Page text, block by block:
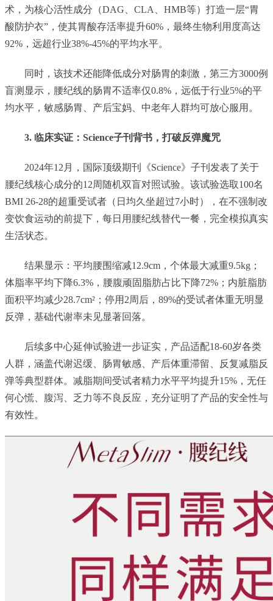
术，为核心活性成分（DAG、CLA、HMB等）打造一层“胃
酸防护衣”，使其胃酸存活率提升60%，最终生物利用度高达
92%，远超行业38%-45%的平均水平。
同时，该技术还能降低成分对肠胃的刺激，第三方3000例
盲测显示，腰纪线的肠胃不适率仅0.8%，远低于行业5%的平
均水平，敏感肠胃、产后宝妈、中老年人群均可放心服用。
3. 临床实证：Science子刊背书，打破反弹魔咒
2024年12月，国际顶级期刊《Science》子刊发表了关于
腰纪线核心成分的12周随机双盲对照试验。该试验选取100名
BMI 26-28的超重受试者（日均久坐超过7小时），在不强制改
变饮食运动的前提下，每日用腰纪线替代一餐，完全模拟真实
生活状态。
结果显示：平均腰围缩减12.9cm，个体最大减重9.5kg；
体脂率平均下降6.3%，腰腹顽固脂肪占比下降72%；内脏脂肪
面积平均减少28.7cm²；停用2周后，89%的受试者体重无明显
反弹，基础代谢率未见显著回落。
后续多中心延伸试验进一步证实，产品适配18-60岁各类
人群，涵盖代谢迟缓、肠胃敏感、产后体重滞留、反复减脂反
弹等典型群体。减脂期间受试者精力水平平均提升15%，无任
何心慌、腹泻、乏力等不良反应，充分证明了产品的安全性与
有效性。